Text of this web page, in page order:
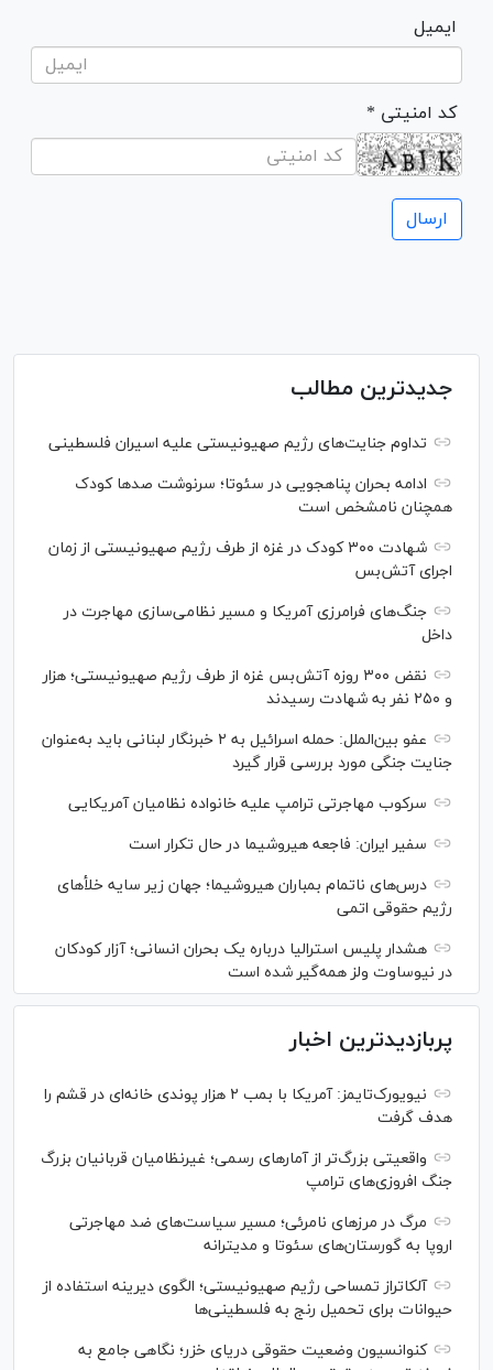
ایمیل
* کد امنیتی
جدیدترین مطالب
تداوم جنایت‌های رژیم صهیونیستی علیه اسیران فلسطینی
ادامه بحران پناهجویی در سئوتا؛ سرنوشت صدها کودک
همچنان نامشخص است
شهادت ۳۰۰ کودک در غزه از طرف رژیم صهیونیستی از زمان
اجرای آتش‌بس
جنگ‌های فرامرزی آمریکا و مسیر نظامی‌سازی مهاجرت در
داخل
نقض ۳۰۰ روزه آتش‌بس غزه از طرف رژیم صهیونیستی؛ هزار
و ۲۵۰ نفر به شهادت رسیدند
عفو بین‌الملل: حمله اسرائیل به ۲ خبرنگار لبنانی باید به‌عنوان
جنایت جنگی مورد بررسی قرار گیرد
سرکوب مهاجرتی ترامپ علیه خانواده نظامیان آمریکایی
سفیر ایران: فاجعه هیروشیما در حال تکرار است
درس‌های ناتمام بمباران هیروشیما؛ جهان زیر سایه خلأ‌های
رژیم حقوقی اتمی
هشدار پلیس استرالیا درباره یک بحران انسانی؛ آزار کودکان
در نیوساوت ولز همه‌گیر شده است
پربازدیدترین اخبار
نیویورک‌تایمز: آمریکا با بمب ۲ هزار پوندی خانه‌ای در قشم را
هدف گرفت
واقعیتی بزرگ‌تر از آمار‌های رسمی؛ غیرنظامیان قربانیان بزرگ
جنگ افروزی‌های ترامپ
مرگ در مرز‌های نامرئی؛ مسیر سیاست‌های ضد مهاجرتی
اروپا به گورستان‌های سئوتا و مدیترانه
آلکاتراز تمساحی رژیم صهیونیستی؛ الگوی دیرینه استفاده از
حیوانات برای تحمیل رنج به فلسطینی‌ها
کنوانسیون وضعیت حقوقی دریای خزر؛ نگاهی جامع به